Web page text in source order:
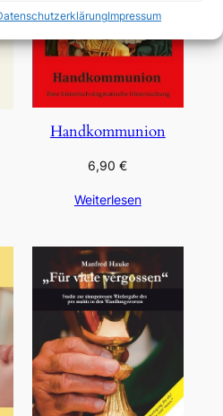
Impressum
Handkommunion
6,90€
Weiterlesen